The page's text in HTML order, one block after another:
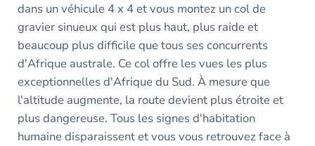
dans un véhicule 4 x 4 et vous montez un col de
gravier sinueux qui est plus haut, plus raide et
beaucoup plus difficile que tous ses concurrents
d'Afrique australe. Ce col offre les vues les plus
exceptionnelles d'Afrique du Sud. À mesure que
l'altitude augmente, la route devient plus étroite et
plus dangereuse. Tous les signes d'habitation
humaine disparaissent et vous vous retrouvez face à